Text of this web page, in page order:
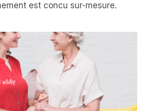
est concu sur-mesure.